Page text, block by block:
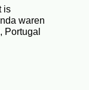
is
waren
Portugal